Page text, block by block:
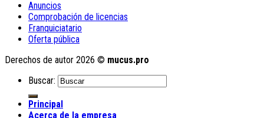
Anuncios
Comprobación de licencias
Franquiciatario
Oferta pública
Derechos de autor 2026 © mucus.pro
Buscar:
Principal
Acerca de la empresa